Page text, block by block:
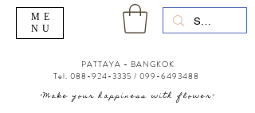
"Make your happiness with flower"
PATTAYA - BANGKOK
Tel. 088-924-3335 / 099-6493488
ME
NU